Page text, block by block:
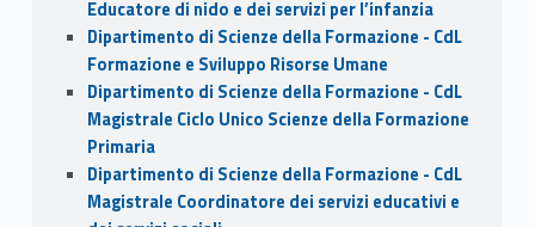
Educatore di nido e dei servizi per l’infanzia
Dipartimento di Scienze della Formazione - CdL
Formazione e Sviluppo Risorse Umane
Dipartimento di Scienze della Formazione - CdL
Magistrale Ciclo Unico Scienze della Formazione
Primaria
Dipartimento di Scienze della Formazione - CdL
Magistrale Coordinatore dei servizi educativi e